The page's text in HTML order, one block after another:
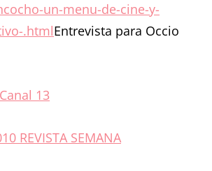
un-menu-de-cine-y-
.htmlEntrevista para Occio
13
REVISTA SEMANA